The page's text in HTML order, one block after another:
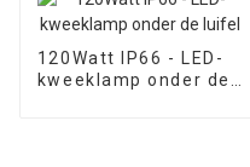
120Watt IP66 - LED-
kweeklamp onder de